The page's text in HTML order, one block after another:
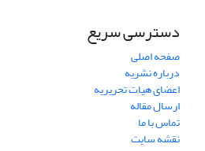
دسترسی سریع
صفحه اصلی
درباره نشریه
اعضای هیات تحریریه
ارسال مقاله
تماس با ما
نقشه سایت